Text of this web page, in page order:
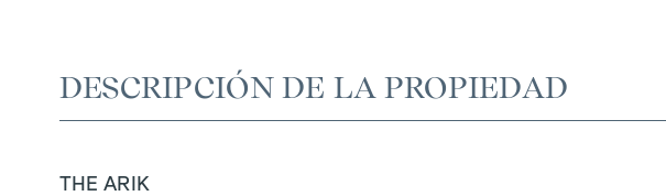
DESCRIPCIÓN DE LA PROPIEDAD
THE ARIK